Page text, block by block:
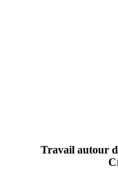
Travail autour